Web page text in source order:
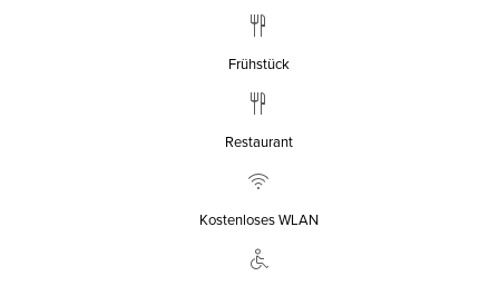
Frühstück
Restaurant
Kostenloses WLAN